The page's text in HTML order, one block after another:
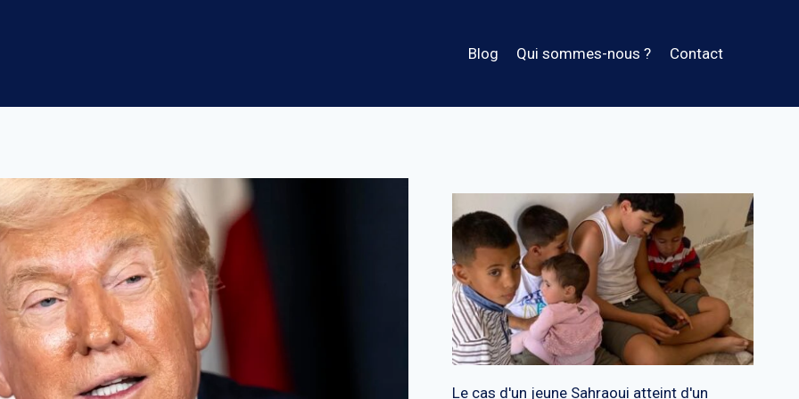
Blog Qui sommes-nous ? Contact
Le cas d'un jeune Sahraoui atteint d'un